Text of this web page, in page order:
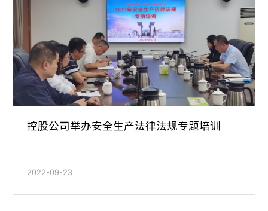
控股公司举办安全生产法律法规专题培训
2022-09-23